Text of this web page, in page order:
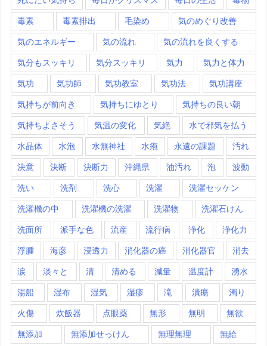
毒素 毒素排出 毛染め 気のめぐり改善
気のエネルギー 気の流れ 気の流れを良くする
気分もスッキリ 気分スッキリ 気力 気力と体力
気功 気功師 気功教室 気功法 気功講座
気持ちが前向き 気持ちにゆとり 気持ちの良い朝
気持ちよさそう 気温の変化 気絶 水で邪気を払う
水晶体 水泡 水無神社 水疱 永遠の課題 汚れ
決意 決断 決断力 沖縄県 油汚れ 泡 波動
洗い 洗剤 洗心 洗濯 洗濯セッケン
洗濯機の中 洗濯機の洗濯 洗濯物 洗濯石けん
洗面所 派手な色 流産 流行病 浄化 浄化力
浮腫 海彦 浸透力 消化器の癌 消化器官 消去
涙 淡々と 清 清める 減量 温度計 湧水
湯船 湿布 湿気 湿疹 滝 潰瘍 濁り
火傷 炊飯器 点眼薬 無形 無明 無欲
無添加 無添加せっけん 無理無理 無給